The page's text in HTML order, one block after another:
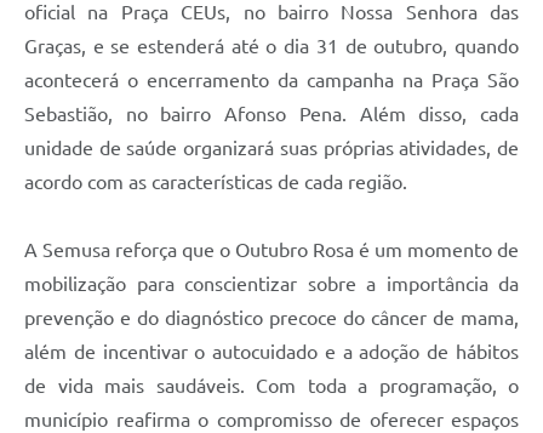
oficial na Praça CEUs, no bairro Nossa Senhora das
Graças, e se estenderá até o dia 31 de outubro, quando
acontecerá o encerramento da campanha na Praça São
Sebastião, no bairro Afonso Pena. Além disso, cada
unidade de saúde organizará suas próprias atividades, de
acordo com as características de cada região.
A Semusa reforça que o Outubro Rosa é um momento de
mobilização para conscientizar sobre a importância da
prevenção e do diagnóstico precoce do câncer de mama,
além de incentivar o autocuidado e a adoção de hábitos
de vida mais saudáveis. Com toda a programação, o
município reafirma o compromisso de oferecer espaços